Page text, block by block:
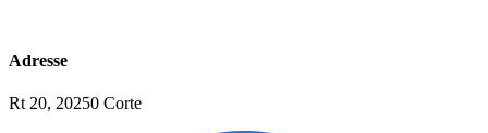
Adresse
Rt 20, 20250 Corte